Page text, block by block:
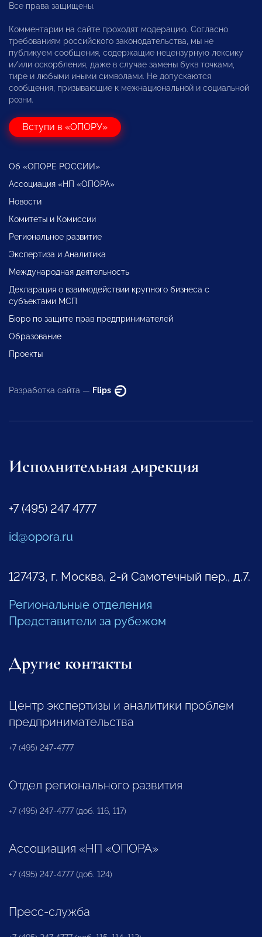
Все права защищены.
Комментарии на сайте проходят модерацию. Согласно
требованиям российского законодательства, мы не
публикуем сообщения, содержащие нецензурную лексику
и/или оскорбления, даже в случае замены букв точками,
тире и любыми иными символами. Не допускаются
сообщения, призывающие к межнациональной и социальной
розни.
Вступи в «ОПОРУ»
Об «ОПОРЕ РОССИИ»
Ассоциация «НП «ОПОРА»
Новости
Комитеты и Комиссии
Региональное развитие
Экспертиза и Аналитика
Международная деятельность
Декларация о взаимодействии крупного бизнеса с
субъектами МСП
Бюро по защите прав предпринимателей
Образование
Проекты
Разработка сайта — Flips
Исполнительная дирекция
+7 (495) 247 4777
id@opora.ru
127473, г. Москва, 2-й Самотечный пер., д.7.
Региональные отделения
Представители за рубежом
Другие контакты
Центр экспертизы и аналитики проблем
предпринимательства
+7 (495) 247-4777
Отдел регионального развития
+7 (495) 247-4777 (доб. 116, 117)
Ассоциация «НП «ОПОРА»
+7 (495) 247-4777 (доб. 124)
Пресс-служба